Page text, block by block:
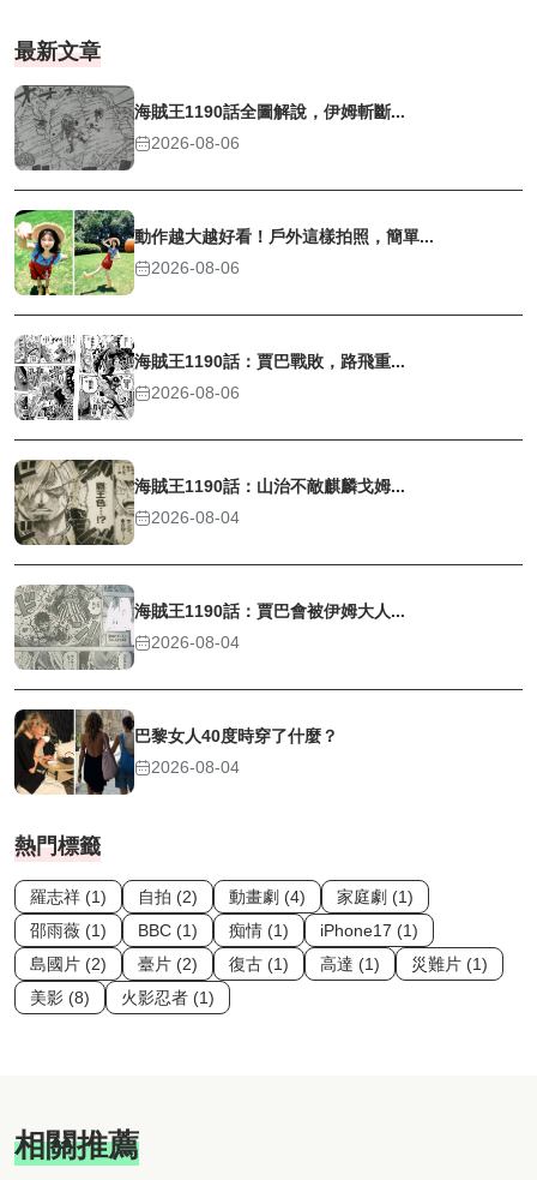
最新文章
海賊王1190話全圖解說，伊姆斬斷...
2026-08-06
動作越大越好看！戶外這樣拍照，簡單...
2026-08-06
海賊王1190話：賈巴戰敗，路飛重...
2026-08-06
海賊王1190話：山治不敵麒麟戈姆...
2026-08-04
海賊王1190話：賈巴會被伊姆大人...
2026-08-04
巴黎女人40度時穿了什麼？
2026-08-04
熱門標籤
羅志祥 (1) 自拍 (2) 動畫劇 (4)
家庭劇 (1)
邵雨薇 (1)
BBC (1) 痴情 (1)
iPhone17 (1)
島國片 (2)
臺片 (2) 復古 (1) 高達 (1)
災難片 (1)
美影 (8)
火影忍者 (1)
相關推薦